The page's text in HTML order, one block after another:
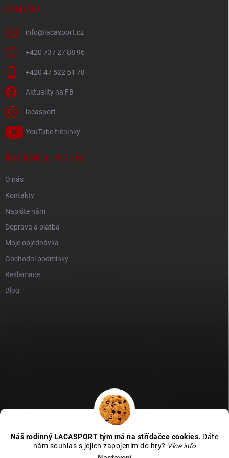
Náš rodinný LACASPORT tým má na střídačce cookies. Dáte
nám souhlas s jejich zapojením do hry? Více info
KONTAKT
info@ lacasport.cz
+420 737 27 88 96
+420 47 522 51 78
Aktuality na FB
lacasport
YouTube tréninky
INFORMACE PRO VÁS
O nás
Kontakty
Napište nám
Doprava a platba
Moje objednávka
Obchodní podmínky
Reklamace
Blog
Zboží recenze
Kamenná prodejna - MAPA